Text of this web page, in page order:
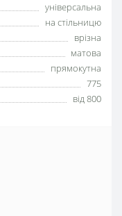
універсальна
на стільницю
врізна
матова
прямокутна
775
від 800